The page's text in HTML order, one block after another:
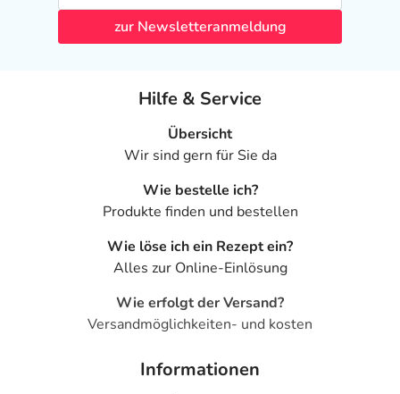
zur Newsletteranmeldung
Hilfe & Service
Übersicht
Wir sind gern für Sie da
Wie bestelle ich?
Produkte finden und bestellen
Wie löse ich ein Rezept ein?
Alles zur Online-Einlösung
Wie erfolgt der Versand?
Versandmöglichkeiten- und kosten
Informationen